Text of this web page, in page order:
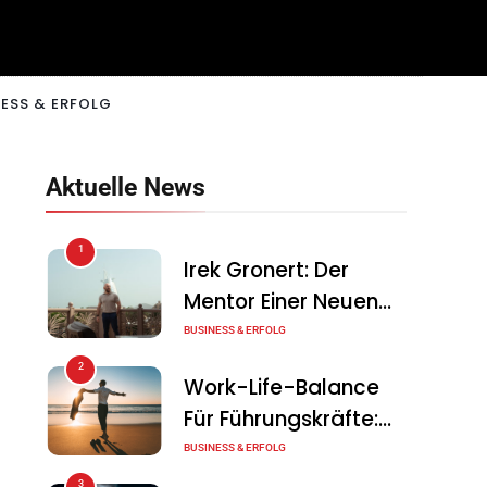
& ERFOLG
Aktuelle News
1
Irek Gronert: Der
Mentor Einer Neuen
Generation Von
BUSINESS & ERFOLG
2
Work-Life-Balance
Für Führungskräfte:
Illusion Oder Echte
BUSINESS & ERFOLG
3